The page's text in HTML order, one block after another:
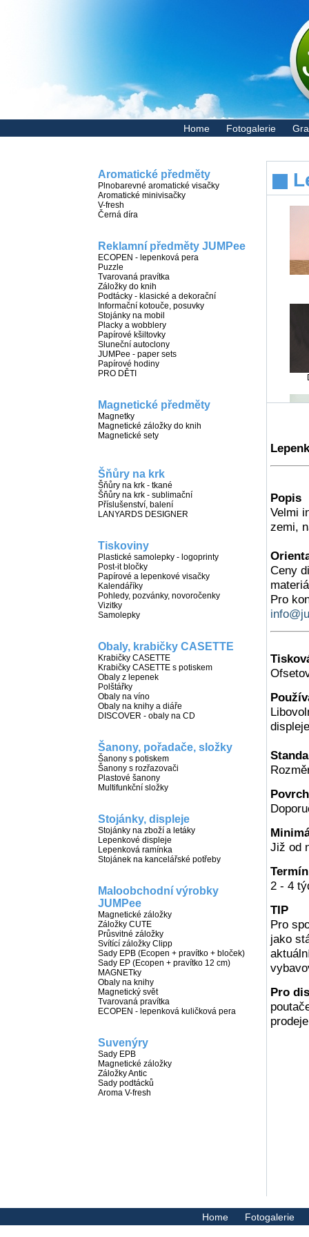
Home Fotogalerie
Aromatické předměty
Plnobarevné aromatické visačky
Aromatické minivisačky
V-fresh
Černá díra
Reklamní předměty JUMPee
ECOPEN - lepenková pera
Puzzle
Tvarovaná pravítka
Záložky do knih
Podtácky - klasické a dekorační
Informační kotouče, posuvky
Stojánky na mobil
Placky a wobblery
Papírové kšiltovky
Sluneční autoclony
JUMPee - paper sets
Papírové hodiny
PRO DĚTI
Magnetické předměty
Magnetky
Magnetické záložky do knih
Magnetické sety
Šňůry na krk
Šňůry na krk - tkané
Šňůry na krk - sublimační
Příslušenství, balení
LANYARDS DESIGNER
Tiskoviny
Plastické samolepky - logoprinty
Post-it bločky
Papírové a lepenkové visačky
Kalendáříky
Pohledy, pozvánky, novoročenky
Vizitky
Samolepky
Obaly, krabičky CASETTE
Krabičky CASETTE
Krabičky CASETTE s potiskem
Obaly z lepenek
Polštářky
Obaly na víno
Obaly na knihy a diáře
DISCOVER - obaly na CD
Šanony, pořadače, složky
Šanony s potiskem
Šanony s rozřazovači
Plastové šanony
Multifunkční složky
Stojánky, displeje
Stojánky na zboží a letáky
Lepenkové displeje
Lepenková ramínka
Stojánek na kancelářské potřeby
Maloobchodní výrobky
JUMPee
Magnetické záložky
Záložky CUTE
Průsvitné záložky
Svítící záložky Clipp
Sady EPB (Ecopen + pravítko + bloček)
Sady EP (Ecopen + pravítko 12 cm)
MAGNETky
Obaly na knihy
Magnetický svět
Tvarovaná pravítka
ECOPEN - lepenková kuličková pera
Suvenýry
Sady EPB
Magnetické záložky
Záložky Antic
Sady podtácků
Aroma V-fresh
Popis
Velmi
zemi,
Ceny
Pro
Již od
2 - 4
TIP
Pro
jako
Pro
Home Fotogalerie